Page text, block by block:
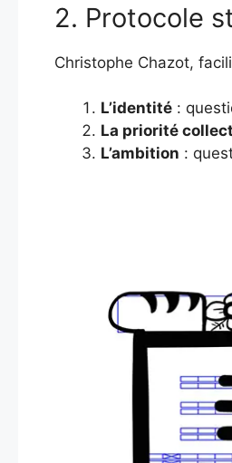
2. Protocole
Christophe Chazot,
L’identité:
La priorité
L’ambition :